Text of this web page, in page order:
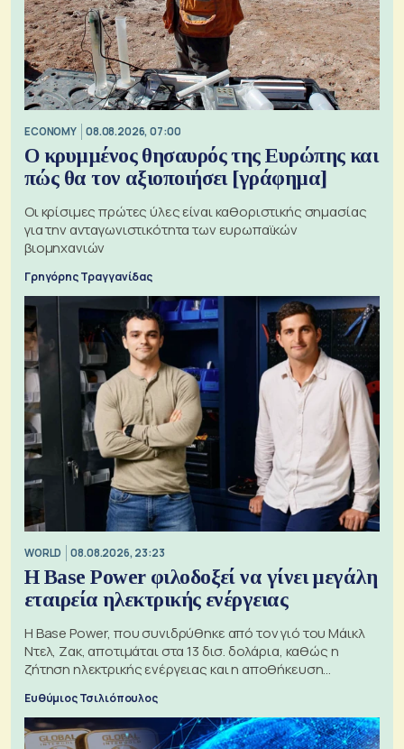
ECONOMY 08.08.2026, 07:00
Ο κρυμμένος θησαυρός της Ευρώπης και
πώς θα τον αξιοποιήσει [γράφημα]
Οι κρίσιμες πρώτες ύλες είναι καθοριστικής σημασίας
για την ανταγωνιστικότητα των ευρωπαϊκών
βιομηχανιών
Γρηγόρης Τραγγανίδας
WORLD 08.08.2026, 23:23
Η Base Power φιλοδοξεί να γίνει μεγάλη
εταιρεία ηλεκτρικής ενέργειας
Η Base Power, που συνιδρύθηκε από τον γιό του Μάικλ
Ντελ, Ζακ, αποτιμάται στα 13 δισ. δολάρια, καθώς η
ζήτηση ηλεκτρικής ενέργειας και η αποθήκευση
Ευθύμιος Τσιλιόπουλος